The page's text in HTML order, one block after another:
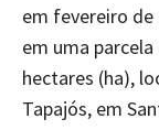
em fevereiro de
em uma
hectares (ha),
Tapajós, em